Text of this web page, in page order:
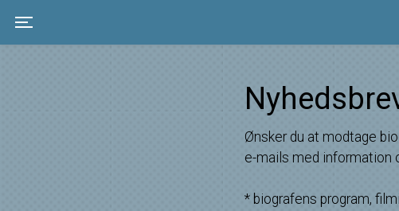
Ønsker du at modtage
e-mails med information
* biografens program,